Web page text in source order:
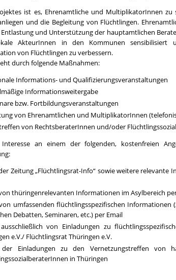
ist es, Ehrenamtliche und MultiplikatorInnen
und die Begleitung von Flüchtlingen.
und Unterstützung der hauptamtlichen
AkteurInnen in den Kommunen
von Flüchtlingen zu verbessern.
durch folgende Maßnahmen:
Informations- und Qualifizierungsveranstaltungen
Informationsweitergabe
bzw. Fortbildungsveranstaltungen
von Ehrenamtlichen und MultiplikatorInnen
von RechtsberaterInnen und/oder
Interesse an einem der folgenden, kostenfreien
Zeitung „Flüchtlingsrat-Info“ sowie weitere
thüringenrelevanten Informationen im Asylbereich
umfassenden flüchtlingsspezifischen Informationen
Debatten, Seminaren, etc.) per Email
von Einladungen zu
e.V./ Flüchtlingsrat Thüringen e.V.
der Einladungen zu den Vernetzungstreffen von
in Thüringen